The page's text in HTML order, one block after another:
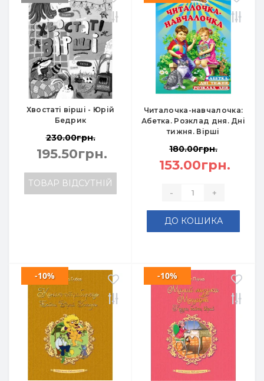
Хвостаті вірші - Юрій
Бедрик
230.00грн.
195.50грн.
ТОВАР ВІДСУТНІЙ
Читалочка-навчалочка:
Абетка. Розклад дня. Дні
тижня. Вірші
180.00грн.
153.00грн.
- +
ДО КОШИКА
-10% -10%